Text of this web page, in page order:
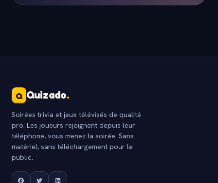
Q Quizado.
Soirées trivia et jeux télévisés de qualité
pro. Les joueurs rejoignent depuis leur
téléphone, vous menez la soirée. Sans
matériel, sans téléchargement pour le
public.